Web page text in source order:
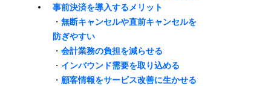
事前決済を​導入する​メリット
・ 無断キャンセルや​直前キャンセルを​
防ぎやすい
・ 会計業務の​負担を​減らせる
・ インバウンド需要を​取り込める
・ 顧客情報を​サービス改善に​生かせる